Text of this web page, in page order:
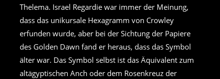
Thelema. Israel Regardie war immer der Meinung,
dass das unikursale Hexagramm von Crowley
erfunden wurde, aber bei der Sichtung der Papiere
des Golden Dawn fand er heraus, dass das Symbol
älter war. Das Symbol selbst ist das Äquivalent zum
altägyptischen Anch oder dem Rosenkreuz der